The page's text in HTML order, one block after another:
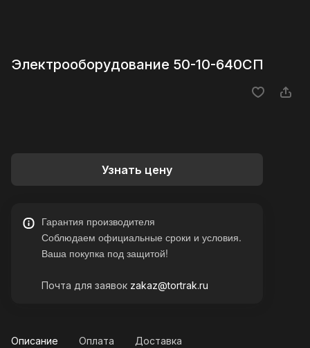
Электрооборудование 50-10-640СП
Узнать цену
Гарантия производителя
Соблюдаем официальные сроки и условия.
Ваша покупка под защитой!
Почта для заявок zakaz@tortrak.ru
Описание Оплата Доставка